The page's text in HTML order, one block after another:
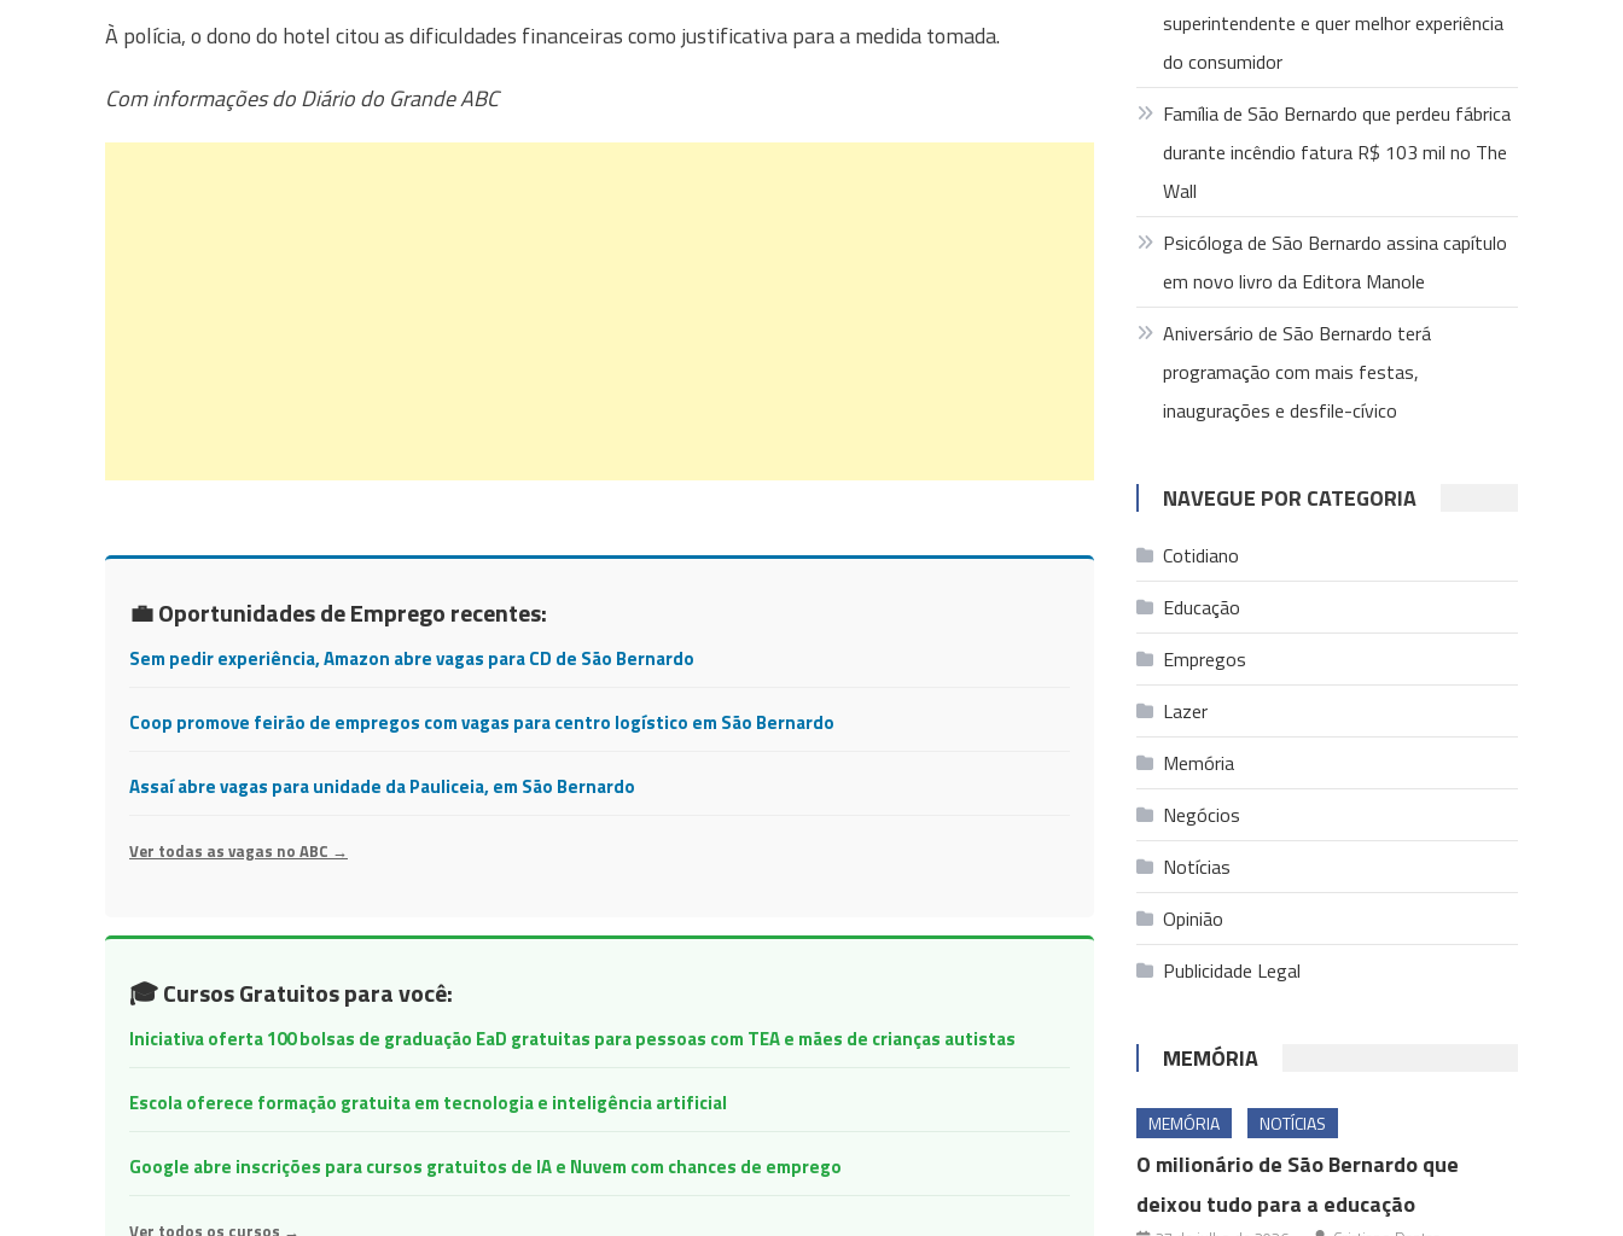
À polícia, o dono do hotel citou as dificuldades financeiras como justificativa para a medida tomada.
Com informações do Diário do Grande ABC
💼 Oportunidades de Emprego recentes:
Sem pedir experiência, Amazon abre vagas para CD de São Bernardo
Coop promove feirão de empregos com vagas para centro logístico em São Bernardo
Assaí abre vagas para unidade da Pauliceia, em São Bernardo
Ver todas as vagas no ABC →
🎓 Cursos Gratuitos para você:
Iniciativa oferta 100 bolsas de graduação EaD gratuitas para pessoas com TEA e mães de crianças autistas
Escola oferece formação gratuita em tecnologia e inteligência artificial
Google abre inscrições para cursos gratuitos de IA e Nuvem com chances de emprego
Ver todos os cursos →
superintendente e quer melhor experiência
do consumidor
Família de São Bernardo que perdeu fábrica
durante incêndio fatura R$ 103 mil no The
Wall
Psicóloga de São Bernardo assina capítulo
em novo livro da Editora Manole
Aniversário de São Bernardo terá
programação com mais festas,
inaugurações e desfile-cívico
NAVEGUE POR CATEGORIA
Cotidiano
Educação
Empregos
Lazer
Memória
Negócios
Notícias
Opinião
Publicidade Legal
MEMÓRIA
MEMÓRIA NOTÍCIAS
O milionário de São Bernardo que
deixou tudo para a educação